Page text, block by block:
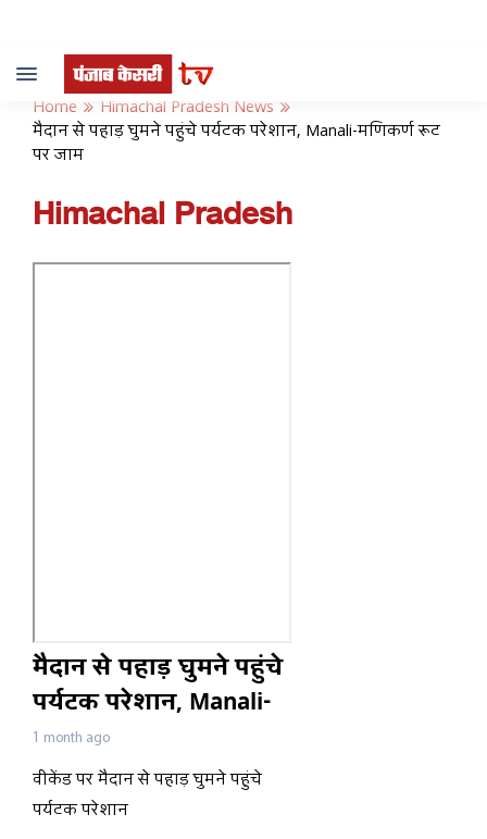
Toggle
navigation
Home
Himachal Pradesh News
मैदान से पहाड़ घुमने पहुंचे पर्यटक परेशान, Manali-मणिकर्ण रूट
पर जाम
Himachal Pradesh
मैदान से पहाड़ घुमने पहुंचे
पर्यटक परेशान, Manali-
मणिकर्ण रूट पर जाम
1 month ago
वीकेंड पर मैदान से पहाड़ घुमने पहुंचे
पर्यटक परेशान